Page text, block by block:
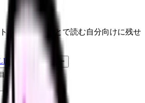
を、同僚やあとで読む自分向けに残せ
投稿文コピー